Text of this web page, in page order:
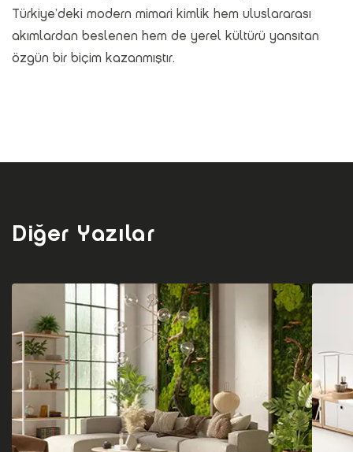
Türkiye’deki modern mimari kimlik hem uluslararası
akımlardan beslenen hem de yerel kültürü yansıtan
özgün bir biçim kazanmıştır.
Diğer Yazılar